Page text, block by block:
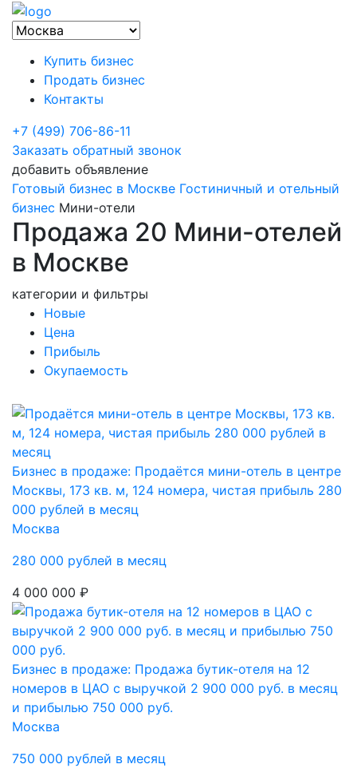
Купить бизнес
Продать бизнес
Контакты
+7 (499) 706-86-11
Заказать обратный звонок
добавить объявление
Готовый бизнес в Москве Гостиничный и отельный
бизнес Мини-отели
Продажа 20 Мини-отелей
в Москве
категории и фильтры
Новые
Цена
Прибыль
Окупаемость
Бизнес в продаже: Продаётся мини-отель в центре
Москвы, 173 кв. м, 124 номера, чистая прибыль 280
000 рублей в месяц
Москва
280 000 рублей в месяц
4 000 000 ₽
Бизнес в продаже: Продажа бутик-отеля на 12
номеров в ЦАО с выручкой 2 900 000 руб. в месяц
и прибылью 750 000 руб.
Москва
750 000 рублей в месяц